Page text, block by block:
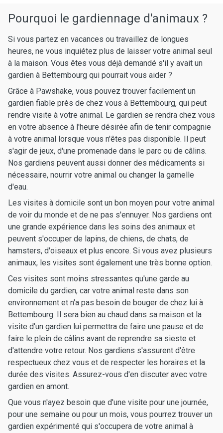
Pourquoi le gardiennage d'animaux ?
Si vous partez en vacances ou travaillez de longues
heures, ne vous inquiétez plus de laisser votre animal seul
à la maison. Vous êtes vous déjà demandé s'il y avait un
gardien à Bettembourg qui pourrait vous aider ?
Grâce à Pawshake, vous pouvez trouver facilement un
gardien fiable près de chez vous à Bettembourg, qui peut
rendre visite à votre animal. Le gardien se rendra chez vous
en votre absence à l'heure désirée afin de tenir compagnie
à votre animal lorsque vous n'êtes pas disponible. Il peut
s'agir de jeux, d'une promenade dans le parc ou de câlins.
Nos gardiens peuvent aussi donner des médicaments si
nécessaire, nourrir votre animal ou changer la gamelle
d'eau.
Les visites à domicile sont un bon moyen pour votre animal
de voir du monde et de ne pas s'ennuyer. Nos gardiens ont
une grande expérience dans les soins des animaux et
peuvent s'occuper de lapins, de chiens, de chats, de
hamsters, d'oiseaux et plus encore. Si vous avez plusieurs
animaux, les visites sont également une très bonne option.
Ces visites sont moins stressantes qu'une garde au
domicile du gardien, car votre animal reste dans son
environnement et n'a pas besoin de bouger de chez lui à
Bettembourg. Il sera bien au chaud dans sa maison et la
visite d'un gardien lui permettra de faire une pause et de
faire le plein de câlins avant de reprendre sa sieste et
d'attendre votre retour. Nos gardiens s'assurent d'être
respectueux chez vous et de respecter les horaires et la
durée des visites. Assurez-vous d'en discuter avec votre
gardien en amont.
Que vous n'ayez besoin que d'une visite pour une journée,
pour une semaine ou pour un mois, vous pourrez trouver un
gardien expérimenté qui s'occupera de votre animal à